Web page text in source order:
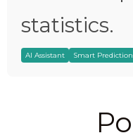
statistics.
AI Assistant Smart